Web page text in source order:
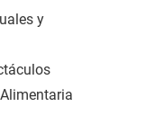
y